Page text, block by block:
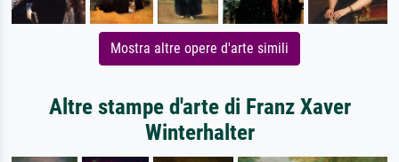
Mostra altre opere d'arte simili
Altre stampe d'arte di Franz Xaver
Winterhalter